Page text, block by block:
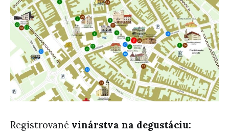
Registrované vinárstva na degustáciu: